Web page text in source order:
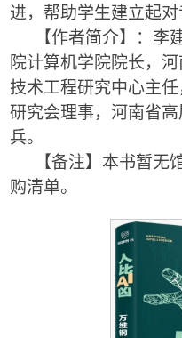
进，帮助学生建立起对
【作者简介】：李
院计算机学院院长，
技术工程研究中心主
研究会理事，河南省
兵。
【备注】本书暂无
购清单。